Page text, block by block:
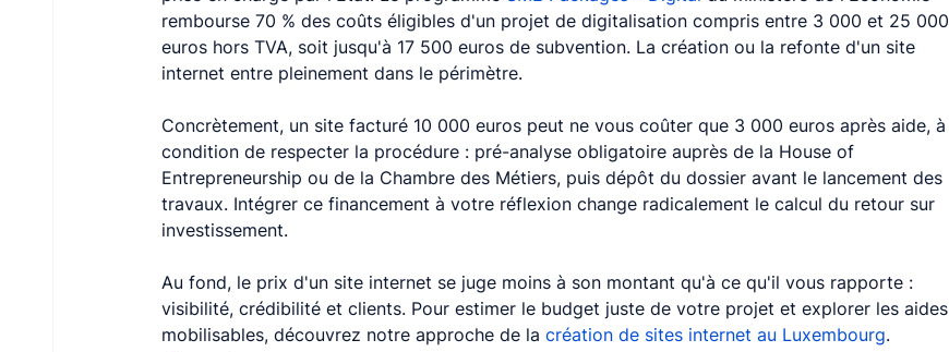
rembourse 70 % des coûts éligibles d'un projet de digitalisation compris entre 3 000 et 25 000
euros hors TVA, soit jusqu'à 17 500 euros de subvention. La création ou la refonte d'un site
internet entre pleinement dans le périmètre.
Concrètement, un site facturé 10 000 euros peut ne vous coûter que 3 000 euros après aide, à
condition de respecter la procédure : pré-analyse obligatoire auprès de la House of
Entrepreneurship ou de la Chambre des Métiers, puis dépôt du dossier avant le lancement des
travaux. Intégrer ce financement à votre réflexion change radicalement le calcul du retour sur
investissement.
Au fond, le prix d'un site internet se juge moins à son montant qu'à ce qu'il vous rapporte :
visibilité, crédibilité et clients. Pour estimer le budget juste de votre projet et explorer les aides
mobilisables, découvrez notre approche de la création de sites internet au Luxembourg.